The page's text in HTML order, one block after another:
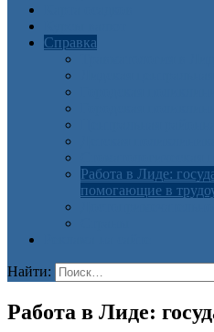
Справка
Работа в Лиде:
помогающие в
Найти:
Работа в Лиде: